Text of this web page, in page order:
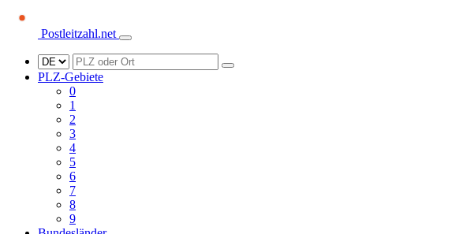
Postleitzahl.net
PLZ-Gebiete
0
1
2
3
4
5
6
7
8
9